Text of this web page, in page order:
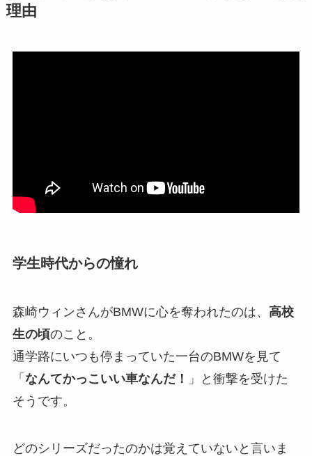
理由
学生時代からの憧れ
森崎ウィンさんがBMWに心を奪われたのは、 高校
生の頃のこと。
通学路にいつも停まっていた一台のBMWを見て
「 なんてかっこいい車なんだ！
」と衝撃を受けた
そうです。
どのシリーズだったのかは覚えていないと言いま